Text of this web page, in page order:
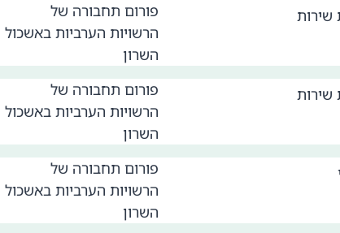
שירות
פורום תחבורה של
הרשויות הערביות באשכול
השרון
שירות
פורום תחבורה של
הרשויות הערביות באשכול
השרון
פורום תחבורה של
הרשויות הערביות באשכול
השרון